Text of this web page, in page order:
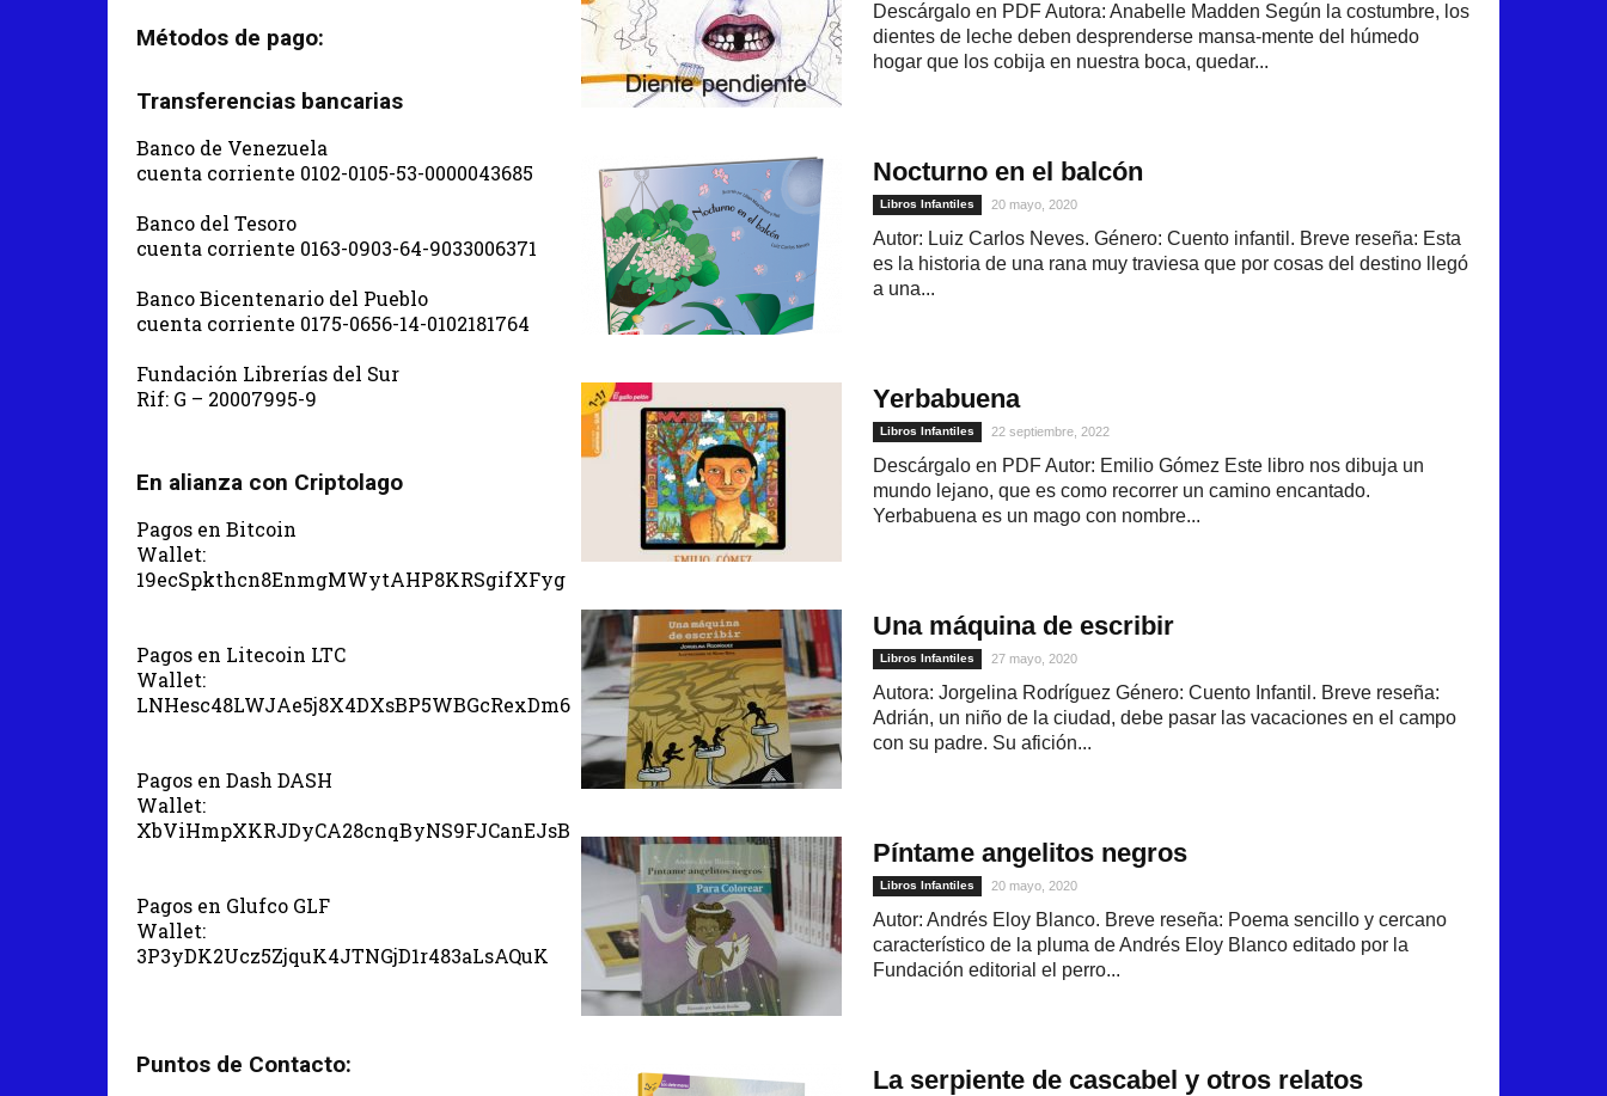
Descárgalo en PDF Autora: Anabelle Madden Según la costumbre, los
dientes de leche deben desprenderse mansa-mente del húmedo
hogar que los cobija en nuestra boca, quedar...
Nocturno en el balcón
Libros Infantiles 20 mayo, 2020
Autor: Luiz Carlos Neves. Género: Cuento infantil. Breve reseña: Esta
es la historia de una rana muy traviesa que por cosas del destino llegó
a una...
Yerbabuena
Libros Infantiles 22 septiembre, 2022
Descárgalo en PDF Autor: Emilio Gómez Este libro nos dibuja un
mundo lejano, que es como recorrer un camino encantado.
Yerbabuena es un mago con nombre...
Una máquina de escribir
Libros Infantiles 27 mayo, 2020
Autora: Jorgelina Rodríguez Género: Cuento Infantil. Breve reseña:
Adrián, un niño de la ciudad, debe pasar las vacaciones en el campo
con su padre. Su afición...
Píntame angelitos negros
Libros Infantiles 20 mayo, 2020
Autor: Andrés Eloy Blanco. Breve reseña: Poema sencillo y cercano
característico de la pluma de Andrés Eloy Blanco editado por la
Fundación editorial el perro...
La serpiente de cascabel y otros relatos
Métodos de pago:
Transferencias bancarias
Banco de Venezuela
cuenta corriente 0102-0105-53-0000043685
Banco del Tesoro
cuenta corriente 0163-0903-64-9033006371
Banco Bicentenario del Pueblo
cuenta corriente 0175-0656-14-0102181764
Fundación Librerías del Sur
Rif: G – 20007995-9
En alianza con Criptolago
Pagos en Bitcoin
Wallet:
19ecSpkthcn8EnmgMWytAHP8KRSgifXFyg
Pagos en Litecoin LTC
Wallet:
LNHesc48LWJAe5j8X4DXsBP5WBGcRexDm6
Pagos en Dash DASH
Wallet:
XbViHmpXKRJDyCA28cnqByNS9FJCanEJsB
Pagos en Glufco GLF
Wallet:
3P3yDK2Ucz5ZjquK4JTNGjD1r483aLsAQuK
Puntos de Contacto: